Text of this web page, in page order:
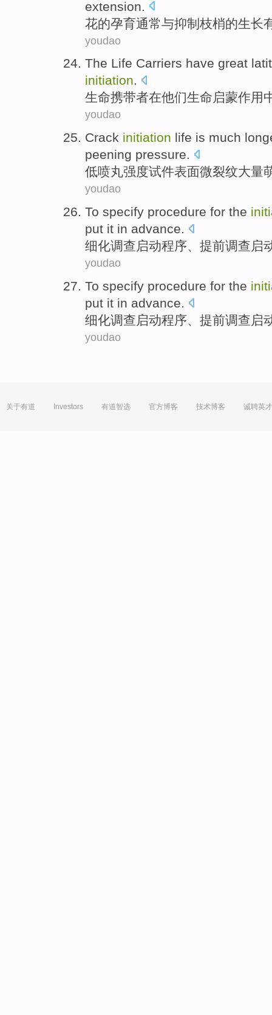
extension
花的孕育通常与抑制枝梢的生长
youdao
The Life Carriers have great
initiation.
生命携带者在他们生命启蒙作用
youdao
Crack initiation life is much
peening pressure.
低喷丸强度试件表面微裂纹大量
youdao
To specify procedure for the
put it in advance.
细化调查启动程序、提前调查启
youdao
To specify procedure for the
put it in advance.
细化调查启动程序、提前调查启
youdao
关于有道 Investors 有道智选 官方博客 技术博客 诚聘英才